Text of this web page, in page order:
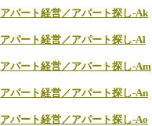
アパート経営／アパート探し-Ak
アパート経営／アパート探し-Al
アパート経営／アパート探し-Am
アパート経営／アパート探し-An
アパート経営／アパート探し-Ao